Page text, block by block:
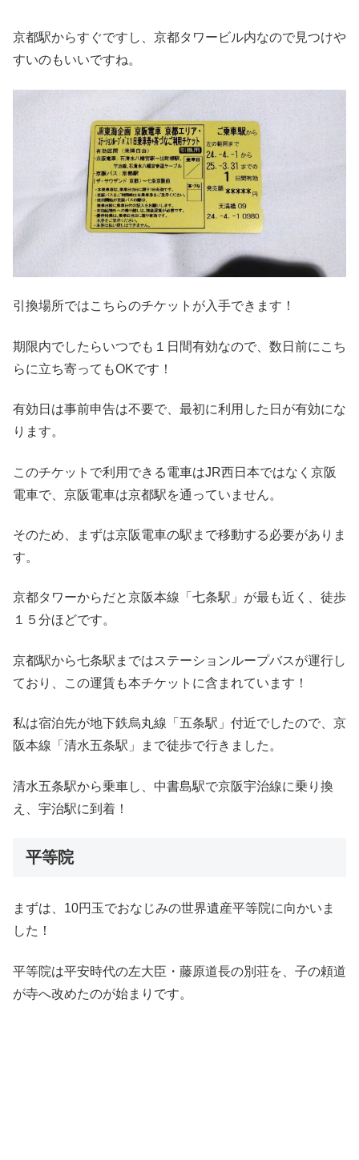
京都駅からすぐですし、京都タワービル内なので見つけや
すいのもいいですね。
引換場所ではこちらのチケットが入手できます！
期限内でしたらいつでも１日間有効なので、数日前にこち
らに立ち寄ってもOKです！
有効日は事前申告は不要で、最初に利用した日が有効にな
ります。
このチケットで利用できる電車はJR西日本ではなく京阪
電車で、京阪電車は京都駅を通っていません。
そのため、まずは京阪電車の駅まで移動する必要がありま
す。
京都タワーからだと京阪本線「七条駅」が最も近く、徒歩
１５分ほどです。
京都駅から七条駅まではステーションループバスが運行し
ており、この運賃も本チケットに含まれています！
私は宿泊先が地下鉄烏丸線「五条駅」付近でしたので、京
阪本線「清水五条駅」まで徒歩で行きました。
清水五条駅から乗車し、中書島駅で京阪宇治線に乗り換
え、宇治駅に到着！
平等院
まずは、10円玉でおなじみの世界遺産平等院に向かいま
した！
平等院は平安時代の左大臣・藤原道長の別荘を、子の頼道
が寺へ改めたのが始まりです。